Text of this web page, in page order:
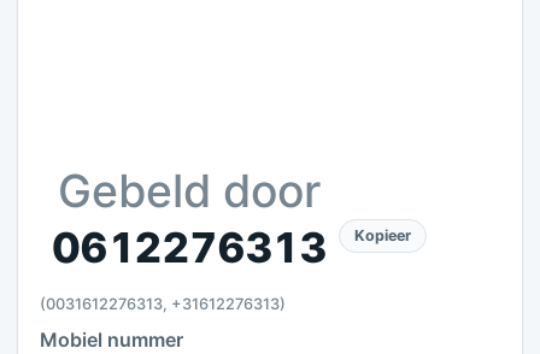
Gebeld door
0612276313
(0031612276313, +31612276313)
Kopieer
Mobiel nummer